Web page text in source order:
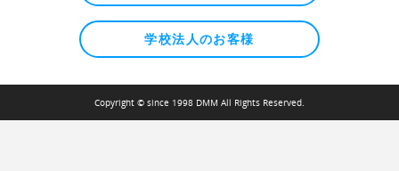
学校法人のお客様
Copyright © since 1998 DMM All Rights Reserved.